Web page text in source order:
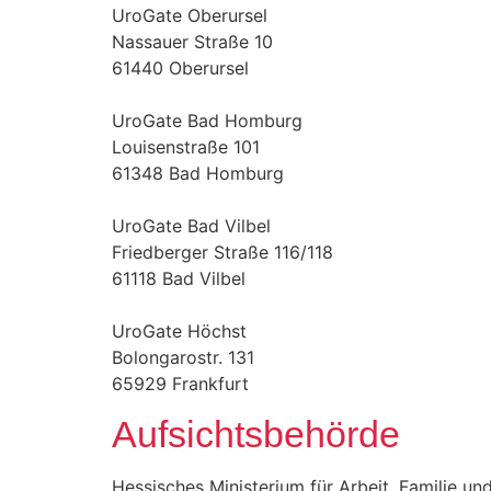
UroGate Oberursel
Nassauer Straße 10
61440 Oberursel
UroGate Bad Homburg
Louisenstraße 101
61348 Bad Homburg
UroGate Bad Vilbel
Friedberger Straße 116/118
61118 Bad Vilbel
UroGate Höchst
Bolongarostr. 131
65929 Frankfurt
Aufsichtsbehörde